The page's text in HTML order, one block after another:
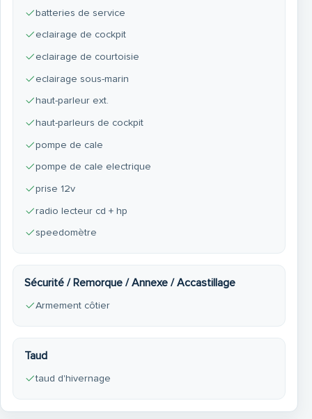
batteries de service
eclairage de cockpit
eclairage de courtoisie
eclairage sous-marin
haut-parleur ext.
haut-parleurs de cockpit
pompe de cale
pompe de cale electrique
prise 12v
radio lecteur cd + hp
speedomètre
Sécurité / Remorque / Annexe / Accastillage
Armement côtier
Taud
taud d'hivernage